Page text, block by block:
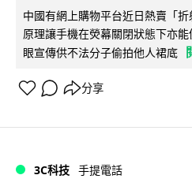
中國有網上購物平台近日熱賣「
原理讓手機在熒幕關閉狀態下亦
眼宣傳供不法分子偷拍他人裙底
分享
3C科技 手提電話